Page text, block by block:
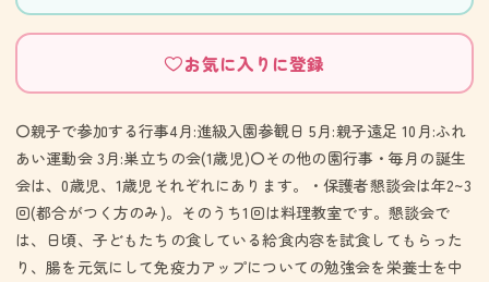
お気に入りに登録
〇親子で参加する行事4月:進級入園参観日 5月:親子遠足 10月:ふれ
あい運動会 3月:巣立ちの会(1歳児)〇その他の園行事・毎月の誕生
会は、0歳児、1歳児それぞれにあります。・保護者懇談会は年2~3
回(都合がつく方のみ)。そのうち1回は料理教室です。懇談会で
は、日頃、子どもたちの食している給食内容を試食してもらった
り、腸を元気にして免疫力アップについての勉強会を栄養士を中